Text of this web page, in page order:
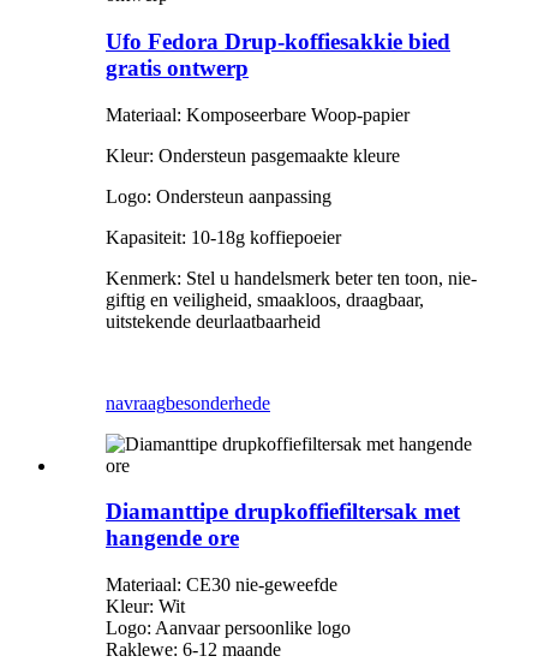
Ufo Fedora Drup-koffiesakkie bied
gratis ontwerp
Materiaal: Komposeerbare Woop-papier
Kleur: Ondersteun pasgemaakte kleure
Logo: Ondersteun aanpassing
Kapasiteit: 10-18g koffiepoeier
Kenmerk: Stel u handelsmerk beter ten toon, nie-
giftig en veiligheid, smaakloos, draagbaar,
uitstekende deurlaatbaarheid
navraagbesonderhede
Diamanttipe drupkoffiefiltersak met
hangende ore
Materiaal: CE30 nie-geweefde
Kleur: Wit
Logo: Aanvaar persoonlike logo
Raklewe: 6-12 maande